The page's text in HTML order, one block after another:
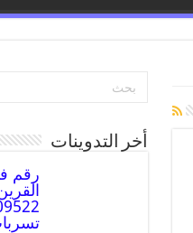
أخر التدوينات
رقم